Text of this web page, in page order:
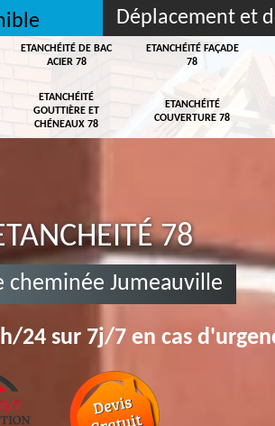
Déplacement et
ETANCHÉITÉ DE BAC
ACIER 78
ETANCHÉITÉ FAÇADE
78
ETANCHÉITÉ
GOUTTIÈRE ET
CHÉNEAUX 78
ETANCHÉITÉ
COUVERTURE 78
78
cheminée Jumeauville
24 sur 7j/7 en cas